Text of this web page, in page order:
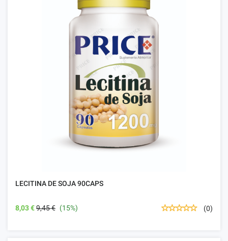
LECITINA DE SOJA 90CAPS
8,03 €9,45 € (15%) (0)